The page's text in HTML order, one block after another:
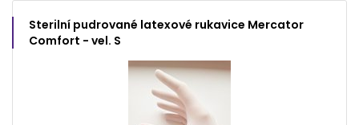
Sterilní pudrované latexové rukavice Mercator
Comfort - vel. S